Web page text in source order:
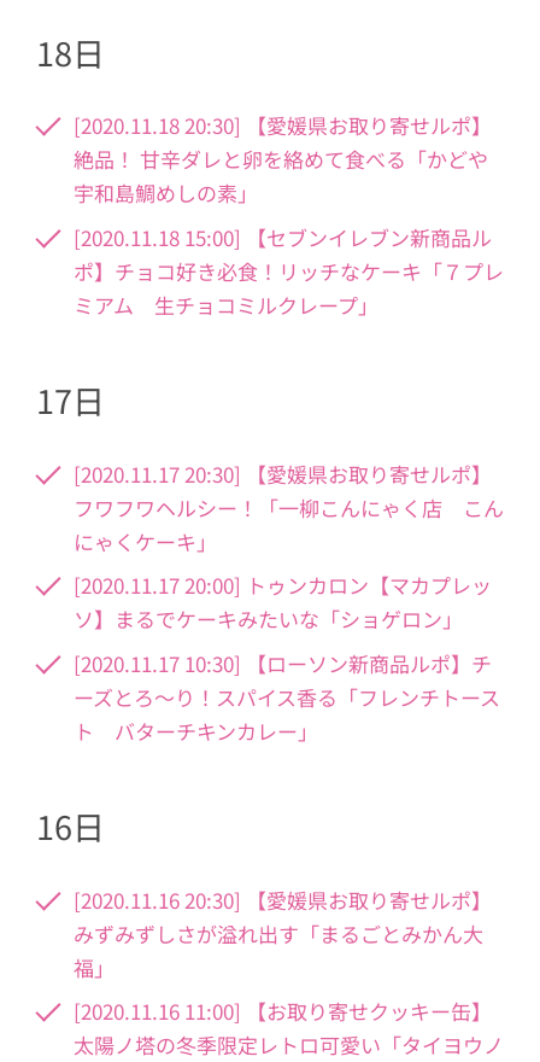
18日
[2020.11.18 20:30] 【愛媛県お取り寄せルポ】
絶品！ 甘辛ダレと卵を絡めて食べる「かどや
宇和島鯛めしの素」
[2020.11.18 15:00] 【セブンイレブン新商品ル
ポ】チョコ好き必食！リッチなケーキ「７プレ
ミアム 生チョコミルクレープ」
17日
[2020.11.17 20:30] 【愛媛県お取り寄せルポ】
フワフワヘルシー！「一柳こんにゃく店 こん
にゃくケーキ」
[2020.11.17 20:00] トゥンカロン【マカプレッ
ソ】まるでケーキみたいな「ショゲロン」
[2020.11.17 10:30] 【ローソン新商品ルポ】チ
ーズとろ～り！スパイス香る「フレンチトース
ト バターチキンカレー」
16日
[2020.11.16 20:30] 【愛媛県お取り寄せルポ】
みずみずしさが溢れ出す「まるごとみかん大
福」
[2020.11.16 11:00] 【お取り寄せクッキー缶】
太陽ノ塔の冬季限定レトロ可愛い「タイヨウノ